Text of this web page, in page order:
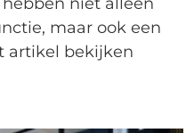
maar ook een
artikel bekijken